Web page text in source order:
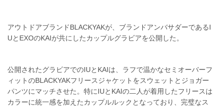
アウトドアブランドBLACKYAKが、ブランドアンバサダーであるI
UとEXOのKAIが共にしたカップルグラビアを公開した。
公開されたグラビアでのIUとKAIは、ラフで温かなセミオーバーフ
ィットのBLACKYAKフリースジャケットをスウェットとジョガー
パンツにマッチさせた。特にIUとKAIの二人が着用したフリースは
カラーに統一感を加えたカップルルックとなっており、完璧なス